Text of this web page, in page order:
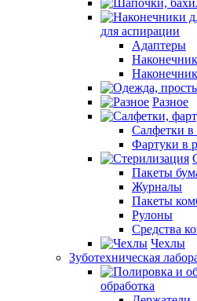
для аспирации
Адаптеры
Разное
Салфетки в
Фартуки в
Пакеты
Журналы
Пакеты
Рулоны
Средства
Чехлы
Зуботехническая
обработка